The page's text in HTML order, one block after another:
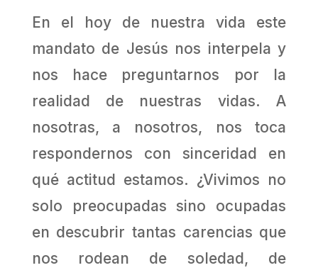
En el hoy de nuestra vida este
mandato de Jesús nos interpela y
nos hace preguntarnos por la
realidad de nuestras vidas. A
nosotras, a nosotros, nos toca
respondernos con sinceridad en
qué actitud estamos. ¿Vivimos no
solo preocupadas sino ocupadas
en descubrir tantas carencias que
nos rodean de soledad, de